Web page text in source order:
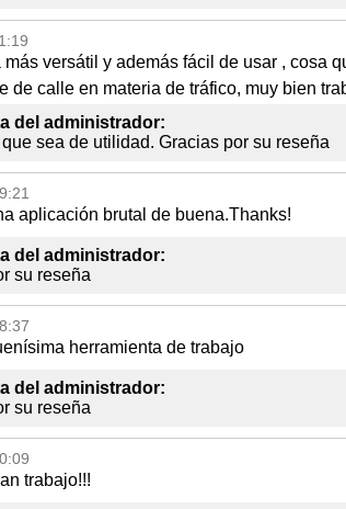
La más versátil y además fácil de usar ,
de calle en materia de tráfico, muy bien
del administrador:
sea de utilidad. Gracias por su reseña
aplicación brutal de buena.Thanks!
del administrador:
su reseña
herramienta de trabajo
del administrador:
su reseña
trabajo!!!